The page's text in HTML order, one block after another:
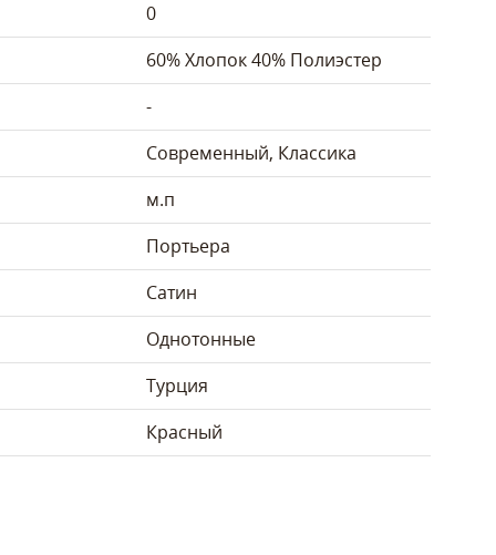
0
60% Хлопок 40% Полиэстер
-
Современный, Классика
м.п
Портьера
Сатин
Однотонные
Турция
Красный